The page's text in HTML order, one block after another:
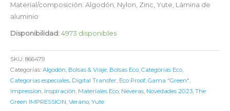
Material/composición: Algodón, Nylon, Zinc, Yute, Lámina de
aluminio
Disponibilidad: 4973 disponibles
SKU: 866479
Categorías: Algodón Bolsas & Viaje Bolsas Eco Categorías Eco
Categorías especiales Digital Transfer Eco Proof Gama "Green"
Impression Inspiración Materiales Eco Neveras Novedades 2023 The
Green IMPRESSION Verano Yute